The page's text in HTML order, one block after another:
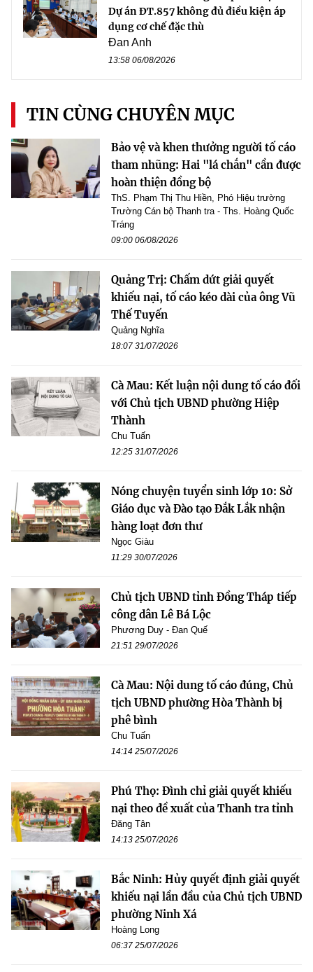
Dự án ĐT.857 không đủ điều kiện áp
dụng cơ chế đặc thù
Đan Anh
13:58 06/08/2026
TIN CÙNG CHUYÊN MỤC
Bảo vệ và khen thưởng người tố cáo
tham nhũng: Hai "lá chắn" cần được
hoàn thiện đồng bộ
ThS. Phạm Thị Thu Hiền, Phó Hiệu trường
Trường Cán bộ Thanh tra - Ths. Hoàng Quốc
Tráng
09:00 06/08/2026
Quảng Trị: Chấm dứt giải quyết
khiếu nại, tố cáo kéo dài của ông Vũ
Thế Tuyến
Quảng Nghĩa
18:07 31/07/2026
Cà Mau: Kết luận nội dung tố cáo đối
với Chủ tịch UBND phường Hiệp
Thành
Chu Tuấn
12:25 31/07/2026
Nóng chuyện tuyển sinh lớp 10: Sở
Giáo dục và Đào tạo Đắk Lắk nhận
hàng loạt đơn thư
Ngọc Giàu
11:29 30/07/2026
Chủ tịch UBND tỉnh Đồng Tháp tiếp
công dân Lê Bá Lộc
Phương Duy - Đan Quế
21:51 29/07/2026
Cà Mau: Nội dung tố cáo đúng, Chủ
tịch UBND phường Hòa Thành bị
phê bình
Chu Tuấn
14:14 25/07/2026
Phú Thọ: Đình chỉ giải quyết khiếu
nại theo đề xuất của Thanh tra tỉnh
Đăng Tân
14:13 25/07/2026
Bắc Ninh: Hủy quyết định giải quyết
khiếu nại lần đầu của Chủ tịch UBND
phường Ninh Xá
Hoàng Long
06:37 25/07/2026